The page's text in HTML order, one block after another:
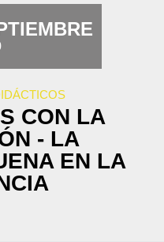
CON LA
- LA
EN LA